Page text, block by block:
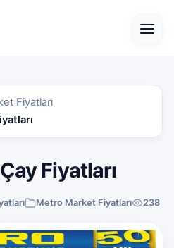
Fiyatları
Fiyatları
Metro Market Fiyatları 238